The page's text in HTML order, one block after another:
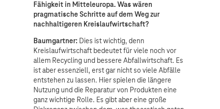
Fähigkeit in Mitteleuropa. Was wären
pragmatische Schritte auf dem Weg zur
nachhaltigeren Kreislaufwirtschaft?
Baumgartner: Dies ist wichtig, denn
Kreislaufwirtschaft bedeutet für viele noch vor
allem Recycling und bessere Abfallwirtschaft. Es
ist aber essenziell, erst gar nicht so viele Abfälle
entstehen zu lassen. Hier spielen die längere
Nutzung und die Reparatur von Produkten eine
ganz wichtige Rolle. Es gibt aber eine große